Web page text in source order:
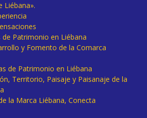
Liébana».
de Patrimonio en Liébana
y Fomento de la Comarca
de Patrimonio en Liébana
Territorio, Paisaje y Paisanaje de la
la Marca Liébana, Conecta